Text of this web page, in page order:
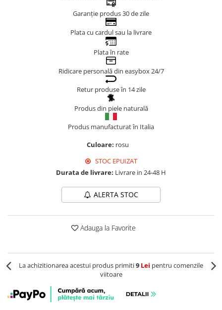
Garanție produs 30 de zile
Plata cu cardul sau la livrare
Plata în rate
Ridicare personală din easybox 24/7
Retur produse în 14 zile
Produs din piele naturală
Produs manufacturat în Italia
Culoare: rosu
STOC EPUIZAT
Durata de livrare: Livrare in 24-48 H
ALERTA STOC
Adauga la Favorite
La achizitionarea acestui produs primiti9 Lei pentru comenzile
viitoare